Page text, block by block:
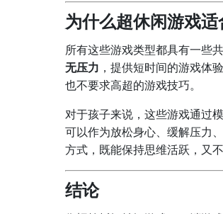
为什么超休闲游戏适
所有这些游戏类型都具有一些
无压力 ，提供短时间的游戏体
也不要求高超的游戏技巧。
对于孩子来说，这些游戏通过
可以作为放松身心、缓解压力
方式，既能保持思维活跃，又不
结论